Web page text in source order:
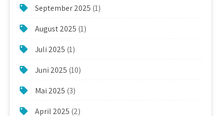
September 2025 (1)
August 2025 (1)
Juli 2025 (1)
Juni 2025 (10)
Mai 2025 (3)
April 2025 (2)